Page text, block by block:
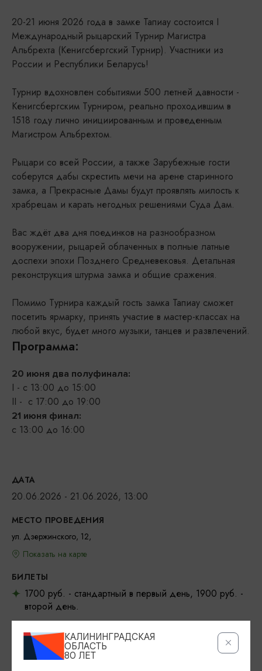
20-21 июня 2026 года в замке Тапиау состоится I
Международный рыцарский Турнир Магистра
Альбрехта (Кенигсбергский Турнир). Участники из
России и Республики Беларусь!
Турнир вдохновлен событиями 500 летней давности -
Кенигсбергским Турниром, реально проходившим в
1518 году лично инициированным и проведенным
Магистром Альбрехтом.
Рыцари со всей России, а также Зарубежные гости
соберутся дабы скрестить мечи на арене старинного
замка, а Прекрасные Дамы будут проявлять милость к
храбрецам и карать негодных решениями Суда Дам.
Вас ждёт два дня поединков на разнообразном
вооружении, рыцарей облаченных в полные латные
доспехи эпохи Позднего Средневековья. Детальная
реконструкция штурма замка и общие сражения.
Помимо Турнира каждый гость замка Тапиау сможет
посетить ярмарку, принять участие в мастер-классах на
любой вкус, будет много музыки, танцев и развлечений.
Программа:
20 июня два полуфинала:
I - с 13:00 до 15:00
II - с 17:00 до 19:00
21 июня финал:
с 13:00 до 16:00
ДАТА
20.06.2026 - 21.06.2026, 13:00
МЕСТО ПРОВЕДЕНИЯ
ул. Дзержинского, 12,
Показать на карте
БИЛЕТЫ
1700 руб. - стандартный в первый день, 1900 руб. -
второй день.
второй день.
На каждый полуфинал и финал билеты продаются
КАЛИНИНГРАДСКАЯ
ОБЛАСТЬ
80 ЛЕТ